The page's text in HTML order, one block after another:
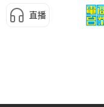
直播